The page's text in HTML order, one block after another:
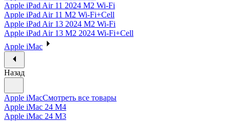
Apple iPad Air 11 2024 M2 Wi-Fi
Apple iPad Air 11 M2 Wi-Fi+Cell
Apple iPad Air 13 2024 M2 Wi-Fi
Apple iPad Air 13 M2 2024 Wi-Fi+Cell
Apple iMac
Назад
Apple iMacСмотреть все товары
Apple iMac 24 M4
Apple iMac 24 M3